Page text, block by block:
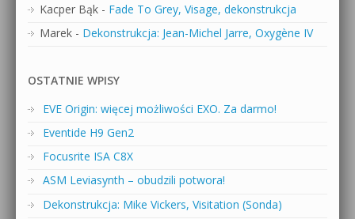
Kacper Bąk - Fade To Grey, Visage, dekonstrukcja
Marek - Dekonstrukcja: Jean-Michel Jarre, Oxygène IV
OSTATNIE WPISY
EVE Origin: więcej możliwości EXO. Za darmo!
Eventide H9 Gen2
Focusrite ISA C8X
ASM Leviasynth – obudzili potwora!
Dekonstrukcja: Mike Vickers, Visitation (Sonda)